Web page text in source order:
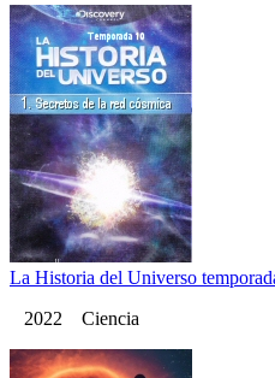
La Historia del Universo
2022 Ciencia